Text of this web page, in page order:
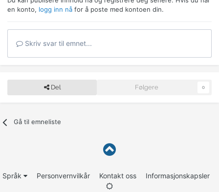
en konto, logg inn nå for å poste med kontoen din.
Skriv svar til emnet...
Del Følgere 0
Gå til emneliste
Språk Personvernvilkår Kontakt oss Informasjonskapsler